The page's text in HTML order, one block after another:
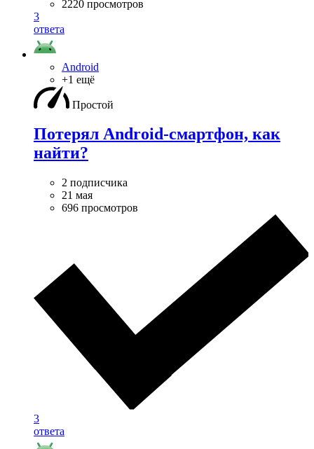
2220 просмотров
3
ответа
Android
+1 ещё
Простой
Потерял Android-смартфон, как
найти?
2 подписчика
21 мая
696 просмотров
3
ответа